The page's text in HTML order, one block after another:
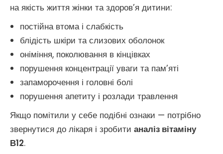
на якість життя жінки та здоров’я дитини:
постійна втома і слабкість
блідість шкіри та слизових оболонок
оніміння, поколювання в кінцівках
порушення концентрації уваги та пам’яті
запаморочення і головні болі
порушення апетиту і розлади травлення
Якщо помітили у себе подібні ознаки — потрібно
звернутися до лікаря і зробити аналіз вітаміну
В12.